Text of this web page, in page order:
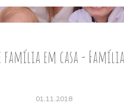
família em casa -
01.11.2018